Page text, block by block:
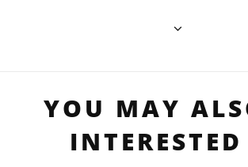
YOU MAY